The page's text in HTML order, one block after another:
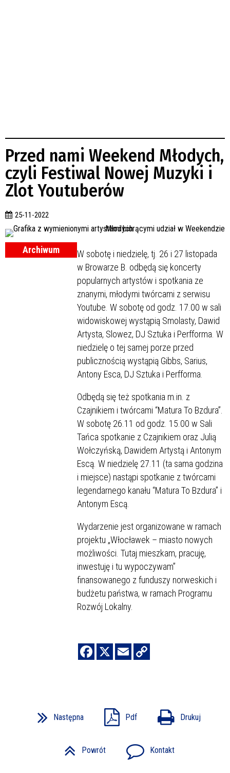
Przed nami Weekend Młodych,
czyli Festiwal Nowej Muzyki i
Zlot Youtuberów
25-11-2022
Archiwum
W sobotę i niedzielę, tj. 26 i 27 listopada
w Browarze B. odbędą się koncerty
popularnych artystów i spotkania ze
znanymi, młodymi twórcami z serwisu
Youtube. W sobotę od godz. 17.00 w sali
widowiskowej wystąpią Smolasty, Dawid
Artysta, Slowez, DJ Sztuka i Perfforma. W
niedzielę o tej samej porze przed
publicznością wystąpią Gibbs, Sarius,
Antony Esca, DJ Sztuka i Perfforma.
Odbędą się też spotkania m.in. z
Czajnikiem i twórcami “Matura To Bzdura”.
W sobotę 26.11 od godz. 15.00 w Sali
Tańca spotkanie z Czajnikiem oraz Julią
Wołczyńską, Dawidem Artystą i Antonym
Escą. W niedzielę 27.11 (ta sama godzina
i miejsce) nastąpi spotkanie z twórcami
legendarnego kanału “Matura To Bzdura” i
Antonym Escą.
Wydarzenie jest organizowane w ramach
projektu „Włocławek – miasto nowych
możliwości. Tutaj mieszkam, pracuję,
inwestuję i tu wypoczywam”
finansowanego z funduszy norweskich i
budżetu państwa, w ramach Programu
Rozwój Lokalny.
Następna Pdf Drukuj
Powrót Kontakt